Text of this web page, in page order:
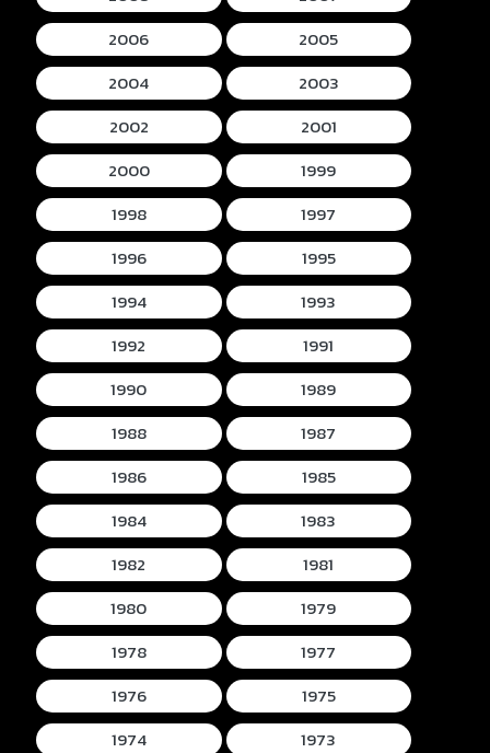
2006
2005
2004
2003
2002
2001
2000
1999
1998
1997
1996
1995
1994
1993
1992
1991
1990
1989
1988
1987
1986
1985
1984
1983
1982
1981
1980
1979
1978
1977
1976
1975
1974
1973